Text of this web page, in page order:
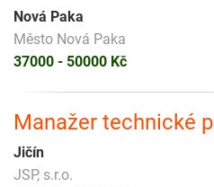
Nová Paka
Město Nová Paka
37000 - 50000 Kč
Manažer technické
Jičín
JSP, s.r.o.